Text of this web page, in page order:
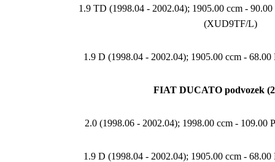
1.9 TD (1998.04 - 2002.04); 1905.00 ccm -
(XUD9TF/L)
1.9 D (1998.04 - 2002.04); 1905.00 ccm -
FIAT DUCATO podvozek
2.0 (1998.06 - 2002.04); 1998.00 ccm - 109.00
1.9 D (1998.04 - 2002.04); 1905.00 ccm -